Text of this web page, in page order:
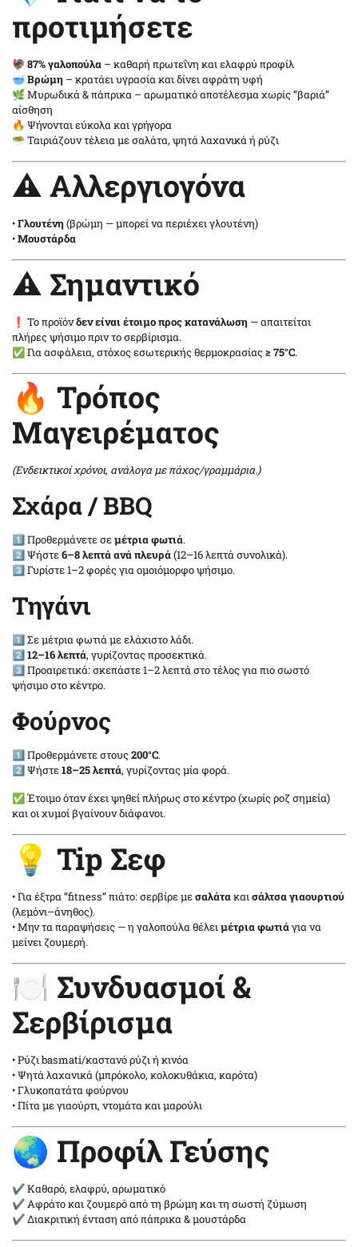
προτιμήσετε
🦃 87% γαλοπούλα – καθαρή πρωτεΐνη και ελαφρύ προφίλ
🥣Βρώμη – κρατάει υγρασία και δίνει αφράτη υφή
🌿 Μυρωδικά & πάπρικα – αρωματικό αποτέλεσμα χωρίς “βαριά”
αίσθηση
🔥 Ψήνονται εύκολα και γρήγορα
🥗 Ταιριάζουν τέλεια με σαλάτα, ψητά λαχανικά ή ρύζι
⚠️ Αλλεργιογόνα
•Γλουτένη (βρώμη — μπορεί να περιέχει γλουτένη)
•Μουστάρδα
⚠️ Σημαντικό
❗ Το προϊόνδεν είναι έτοιμο προς κατανάλωση — απαιτείται
πλήρες ψήσιμο πριν το σερβίρισμα.
✅ Για ασφάλεια, στόχος εσωτερικής θερμοκρασίας≥ 75°C.
🔥 Τρόπος
Μαγειρέματος
(Ενδεικτικοί χρόνοι, ανάλογα με πάχος/γραμμάρια.)
Σχάρα / BBQ
1️⃣ Προθερμάνετε σεμέτρια φωτιά.
2️⃣ Ψήστε6–8 λεπτά ανά πλευρά(12–16 λεπτά συνολικά).
3️⃣ Γυρίστε 1–2 φορές για ομοιόμορφο ψήσιμο.
Τηγάνι
1️⃣ Σε μέτρια φωτιά με ελάχιστο λάδι.
2️⃣12–16 λεπτά, γυρίζοντας προσεκτικά.
3️⃣ Προαιρετικά: σκεπάστε 1–2 λεπτά στο τέλος για πιο σωστό
ψήσιμο στο κέντρο.
Φούρνος
1️⃣ Προθερμάνετε στους200°C.
2️⃣ Ψήστε18–25 λεπτά, γυρίζοντας μία φορά.
✅ Έτοιμο όταν έχει ψηθεί πλήρως στο κέντρο (χωρίς ροζ σημεία)
και οι χυμοί βγαίνουν διάφανοι.
💡 Tip Σεφ
• Για έξτρα “fitness” πιάτο: σερβίρε μεσαλάτακαισάλτσα γιαουρτιού
(λεμόνι–άνηθος).
• Μην τα παραψήσεις — η γαλοπούλα θέλειμέτρια φωτιάγια να
μείνει ζουμερή.
🍽️ Συνδυασμοί &
Σερβίρισμα
• Ρύζι basmati/καστανό ρύζι ή κινόα
• Ψητά λαχανικά (μπρόκολο, κολοκυθάκια, καρότα)
• Γλυκοπατάτα φούρνου
• Πίτα με γιαούρτι, ντομάτα και μαρούλι
🌏 Προφίλ Γεύσης
✔ Καθαρό, ελαφρύ, αρωματικό
✔ Αφράτο και ζουμερό από τη βρώμη και τη σωστή ζύμωση
✔ Διακριτική ένταση από πάπρικα & μουστάρδα